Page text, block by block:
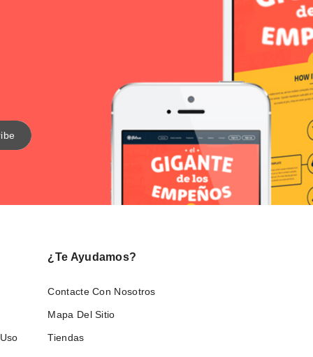
¿Te Ayudamos?
Contacte Con Nosotros
Mapa Del Sitio
Tiendas